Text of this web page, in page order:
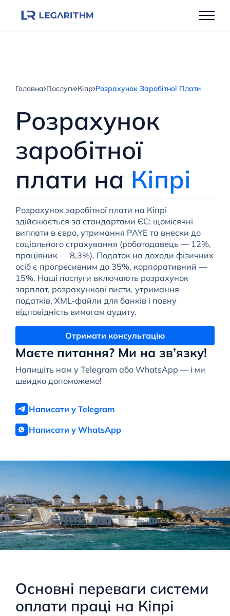
Головна Послуги Кіпр Розрахунок Заробітної Плати
Розрахунок
заробітної
плати на Кіпрі
Маєте питання? Ми на зв’язку!
Напишіть нам у Telegram або WhatsApp — і ми
швидко допоможемо!
Написати у Telegram
Написати у WhatsApp
Розрахунок заробітної плати на Кіпрі
здійснюється за стандартами ЄС: щомісячні
виплати в євро, утримання PAYE та внески до
соціального страхування (роботодавець — 12%,
працівник — 8,3%). Податок на доходи фізичних
осіб є прогресивним до 35%, корпоративний —
15%. Наші послуги включають розрахунок
зарплат, розрахункові листи, утримання
податків, XML-файли для банків і повну
відповідність вимогам аудиту.
Отримати консультацію
Основні переваги системи
оплати праці на Кіпрі